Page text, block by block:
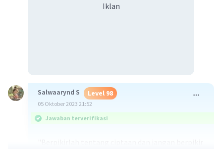
Iklan
Salwaarynd S Level 98
05 Oktober 2023 21:52
Jawaban terverifikasi